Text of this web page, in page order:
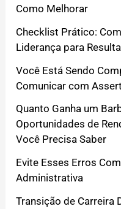
Como Melhorar
Checklist Prático:
Liderança para
Você Está Sendo
Comunicar com
Quanto Ganha um
Oportunidades de
Você Precisa Saber
Evite Esses Erros
Administrativa
Transição de Carreira